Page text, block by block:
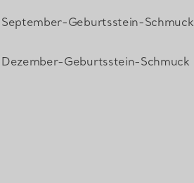
September-Geburtsstein-Schmuck
Dezember-Geburtsstein-Schmuck